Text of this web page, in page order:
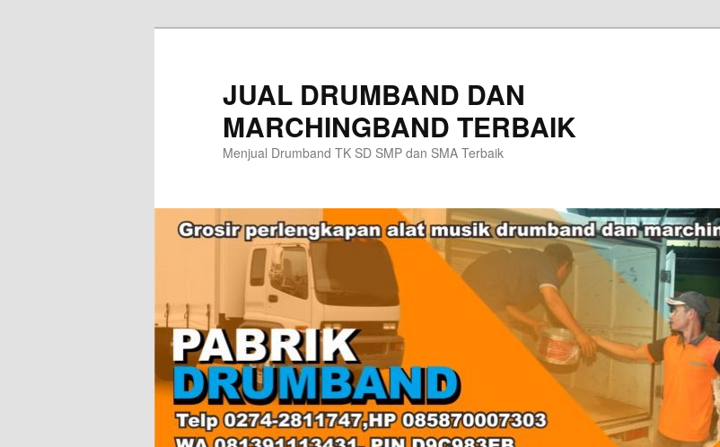
JUAL DRUMBAND DAN
MARCHINGBAND TERBAIK
Menjual Drumband TK SD SMP dan SMA Terbaik